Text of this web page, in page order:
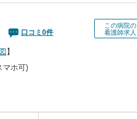
この病院の
看護師求人
口コミ 0件
】
マホ可)